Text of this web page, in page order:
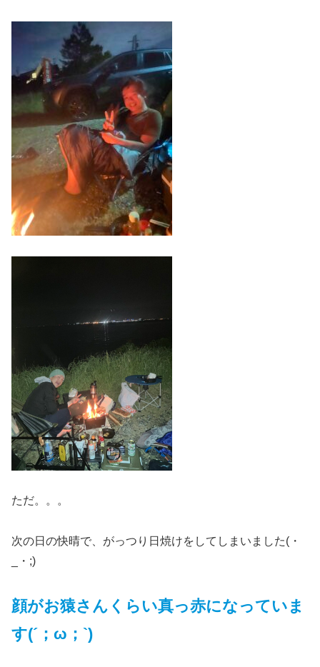
ただ。。。
次の日の快晴で、がっつり日焼けをしてしまいました(・
_・;)
顔がお猿さんくらい真っ赤になっていま
す(´；ω；`)